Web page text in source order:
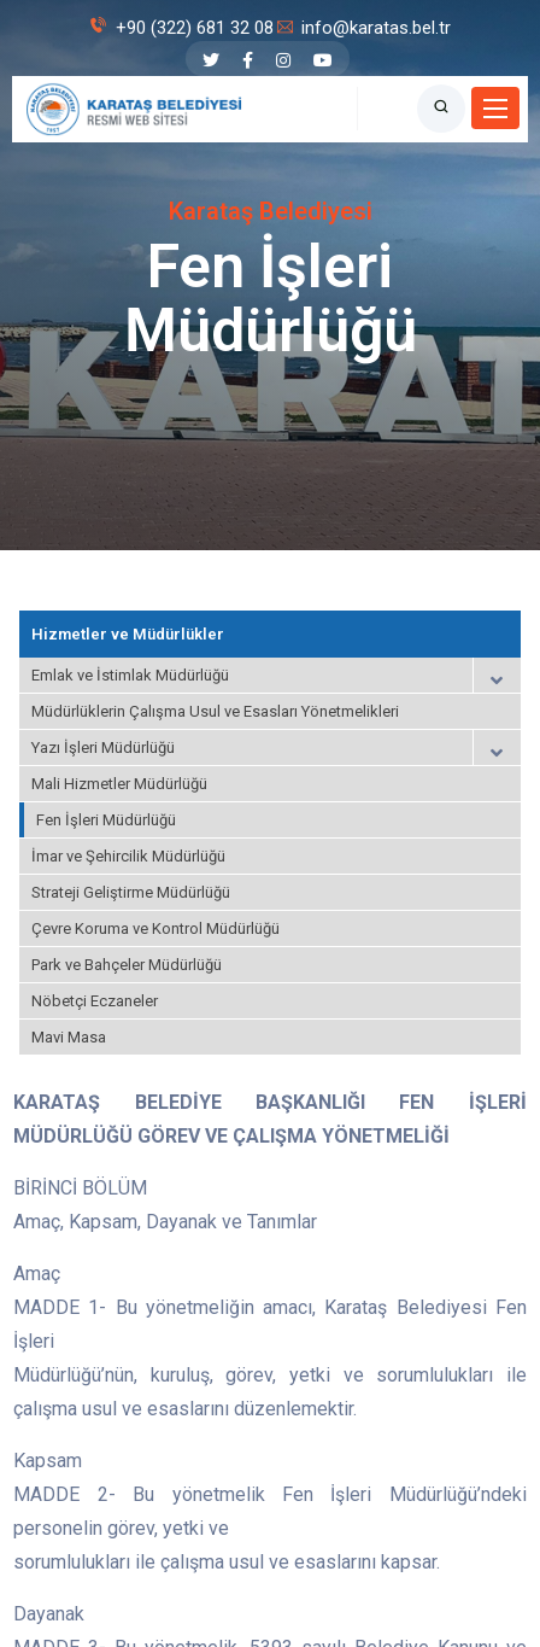
+90 (322) 681 32 08 info@karatas.bel.tr
Karataş Belediyesi
Fen İşleri
Müdürlüğü
Hizmetler ve Müdürlükler
Emlak ve İstimlak Müdürlüğü
Müdürlüklerin Çalışma Usul ve Esasları Yönetmelikleri
Yazı İşleri Müdürlüğü
Mali Hizmetler Müdürlüğü
Fen İşleri Müdürlüğü
İmar ve Şehircilik Müdürlüğü
Strateji Geliştirme Müdürlüğü
Çevre Koruma ve Kontrol Müdürlüğü
Park ve Bahçeler Müdürlüğü
Nöbetçi Eczaneler
Mavi Masa
KARATAŞ BELEDİYE BAŞKANLIĞI FEN İŞLERİ
MÜDÜRLÜĞÜ GÖREV VE ÇALIŞMA YÖNETMELİĞİ
BİRİNCİ BÖLÜM
Amaç, Kapsam, Dayanak ve Tanımlar
Amaç
MADDE 1- Bu yönetmeliğin amacı, Karataş Belediyesi Fen
İşleri
Müdürlüğü’nün, kuruluş, görev, yetki ve sorumlulukları ile
çalışma usul ve esaslarını düzenlemektir.
Kapsam
MADDE 2- Bu yönetmelik Fen İşleri Müdürlüğü’ndeki
personelin görev, yetki ve
sorumlulukları ile çalışma usul ve esaslarını kapsar.
Dayanak